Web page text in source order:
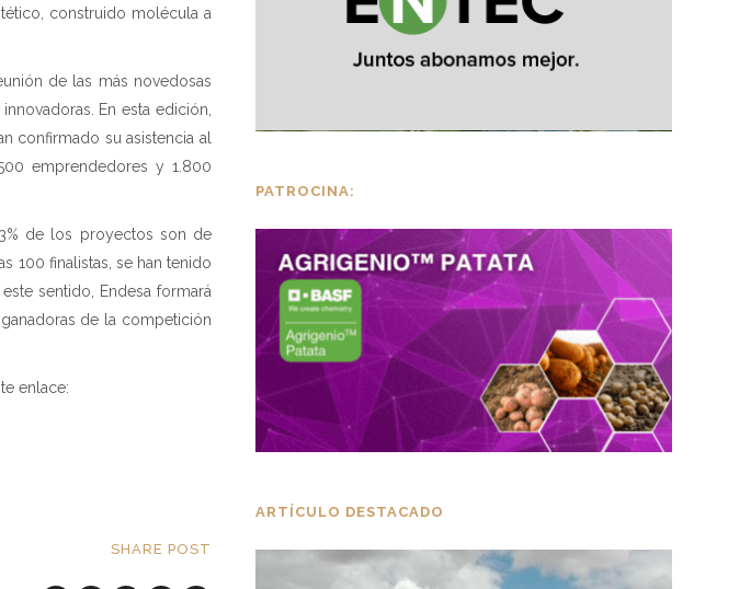
construido molécula a
de las más novedosas
En esta edición,
confirmado su asistencia al
emprendedores y 1.800
de los proyectos son de
100 finalistas, se han tenido
sentido, Endesa formará
de la competición
enlace:
SHARE POST
PATROCINA:
ARTÍCULO DESTACADO